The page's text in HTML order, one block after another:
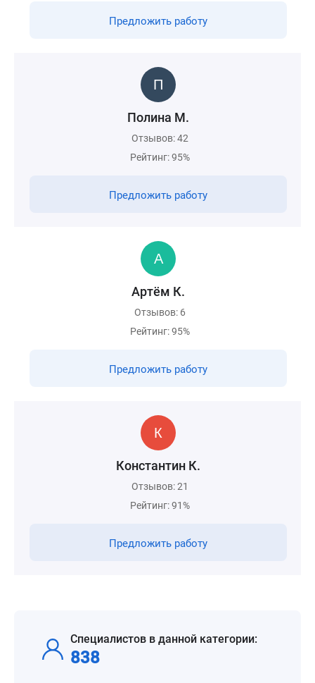
Предложить работу
Полина М.
Отзывов: 42
Рейтинг: 95%
Предложить работу
Артём К.
Отзывов: 6
Рейтинг: 95%
Предложить работу
Константин К.
Отзывов: 21
Рейтинг: 91%
Предложить работу
Специалистов в данной категории:
838